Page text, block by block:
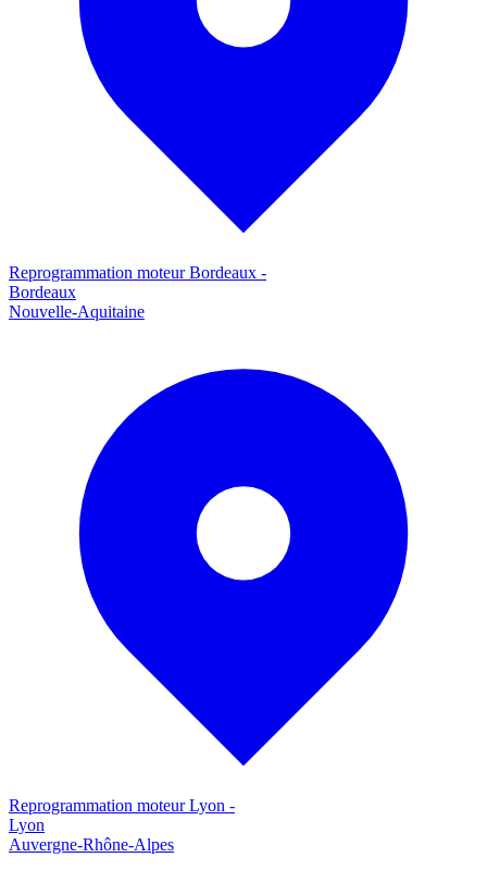
Reprogrammation moteurBordeaux -
Bordeaux
Nouvelle-Aquitaine
Reprogrammation moteurLyon -
Lyon
Auvergne-Rhône-Alpes